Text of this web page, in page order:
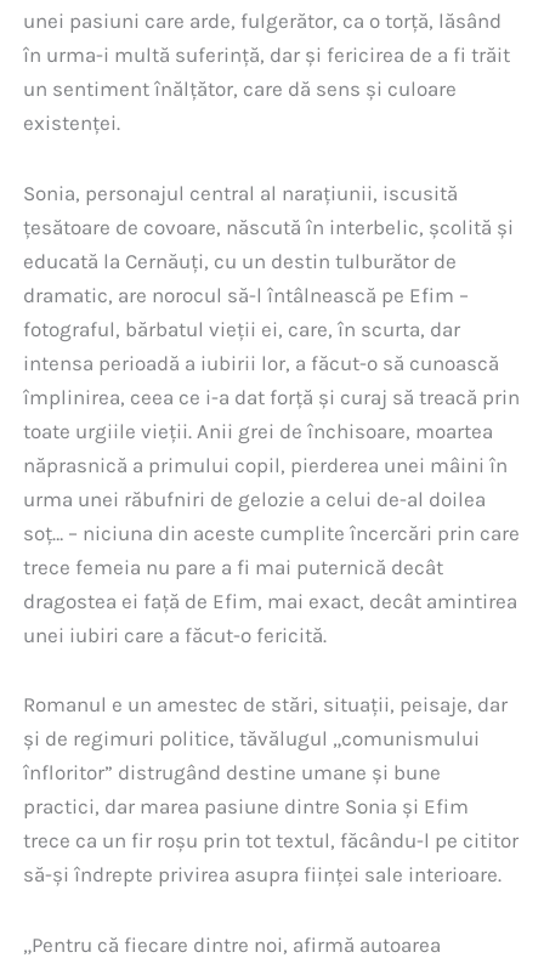
unei pasiuni care arde, fulgerător, ca o torță, lăsând
în urma-i multă suferință, dar și fericirea de a fi trăit
un sentiment înălțător, care dă sens și culoare
existenței.
Sonia, personajul central al narațiunii, iscusită
țesătoare de covoare, născută în interbelic, școlită și
educată la Cernăuți, cu un destin tulburător de
dramatic, are norocul să-l întâlnească pe Efim –
fotograful, bărbatul vieții ei, care, în scurta, dar
intensa perioadă a iubirii lor, a făcut-o să cunoască
împlinirea, ceea ce i-a dat forță și curaj să treacă prin
toate urgiile vieții. Anii grei de închisoare, moartea
năprasnică a primului copil, pierderea unei mâini în
urma unei răbufniri de gelozie a celui de-al doilea
soț… – niciuna din aceste cumplite încercări prin care
trece femeia nu pare a fi mai puternică decât
dragostea ei față de Efim, mai exact, decât amintirea
unei iubiri care a făcut-o fericită.
Romanul e un amestec de stări, situații, peisaje, dar
și de regimuri politice, tăvălugul „comunismului
înfloritor” distrugând destine umane și bune
practici, dar marea pasiune dintre Sonia și Efim
trece ca un fir roșu prin tot textul, făcându-l pe cititor
să-și îndrepte privirea asupra ființei sale interioare.
„Pentru că fiecare dintre noi, afirmă autoarea